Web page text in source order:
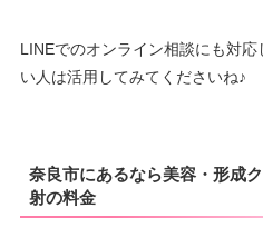
LINEでのオンライン相談にも対
い人は活用してみてくださいね♪
奈良市にあるなら美容・形成
射の料金